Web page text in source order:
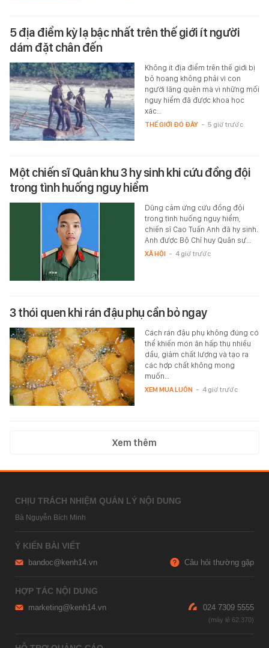
5 địa điểm kỳ lạ bậc nhất trên thế giới ít người
dám đặt chân đến
Không ít địa điểm trên thế giới bị
bỏ hoang không phải vì con
người lãng quên mà vì những mối
nguy hiểm đã được khoa học
xác…
THẾ GIỚI ĐÓ ĐÂY - 5 giờ trước
Một chiến sĩ Quân khu 3 hy sinh khi cứu đồng đội
trong tình huống nguy hiểm
Dũng cảm ứng cứu đồng đội
trong tình huống nguy hiểm,
chiến sĩ Cao Tuấn Anh đã hy sinh.
Anh được Bộ Chỉ huy Quân sự…
XÃ HỘI - 4 giờ trước
3 thói quen khi rán đậu phụ cần bỏ ngay
Cách rán đậu phụ không đúng có
thể khiến món ăn hấp thụ nhiều
dầu, giảm chất lượng và tạo ra
các hợp chất không mong
muốn…
XEM MUA LUÔN - 4 giờ trước
Xem thêm
CHỊU TRÁCH NHIỆM QUẢN LÝ NỘI DUNG
Bà Nguyễn Bích Minh
Ý KIẾN BÀI VIẾT
bandoc@kenh14.vn Câu hỏi thường gặp
HỢP TÁC NỘI DUNG
marketing@kenh14.vn 024 7309 5555